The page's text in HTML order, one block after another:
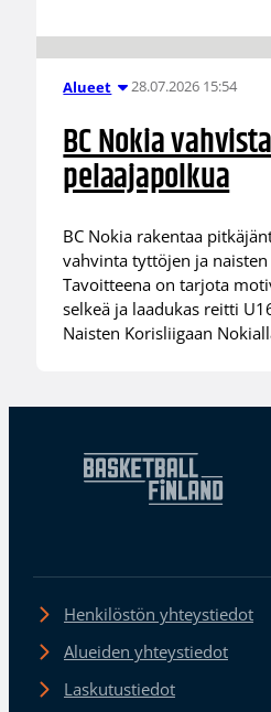
Alueet 28.07.2026 15:54
BC Nokia
pelaajapolkua
BC Nokia rakentaa
vahvinta tyttöjen ja
Tavoitteena on tarjota
selkeä ja laadukas reitti
Naisten Korisliigaan
Henkilöstön yhteystiedot
Alueiden yhteystiedot
Laskutustiedot